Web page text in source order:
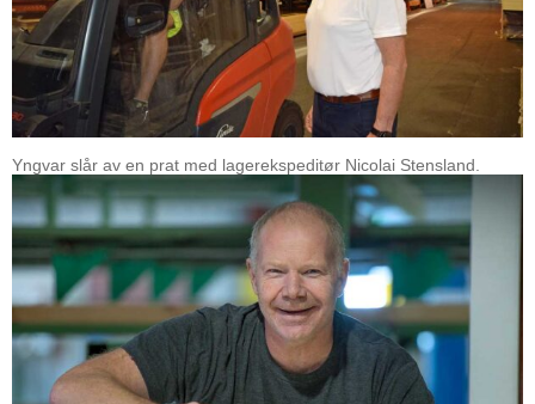
Yngvar slår av en prat med lagerekspeditør Nicolai Stensland.